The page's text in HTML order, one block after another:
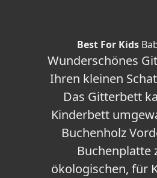
Best For Kids
Wunderschönes
Ihren kleinen
Das Gitterbett
Kinderbett
Buchenholz
Buchenplatte
ökologischen, für